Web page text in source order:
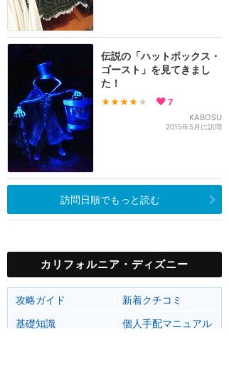
伝説の「ハットボックス・
ゴースト」を見てきまし
た！
★★★★ ★ 7
KABOSU
2015年5月に訪問
訪問日順でもっと読む
カリフォルニア・ディズニー
攻略ガイド
新着クチコミ
基礎知識
個人手配マニュアル